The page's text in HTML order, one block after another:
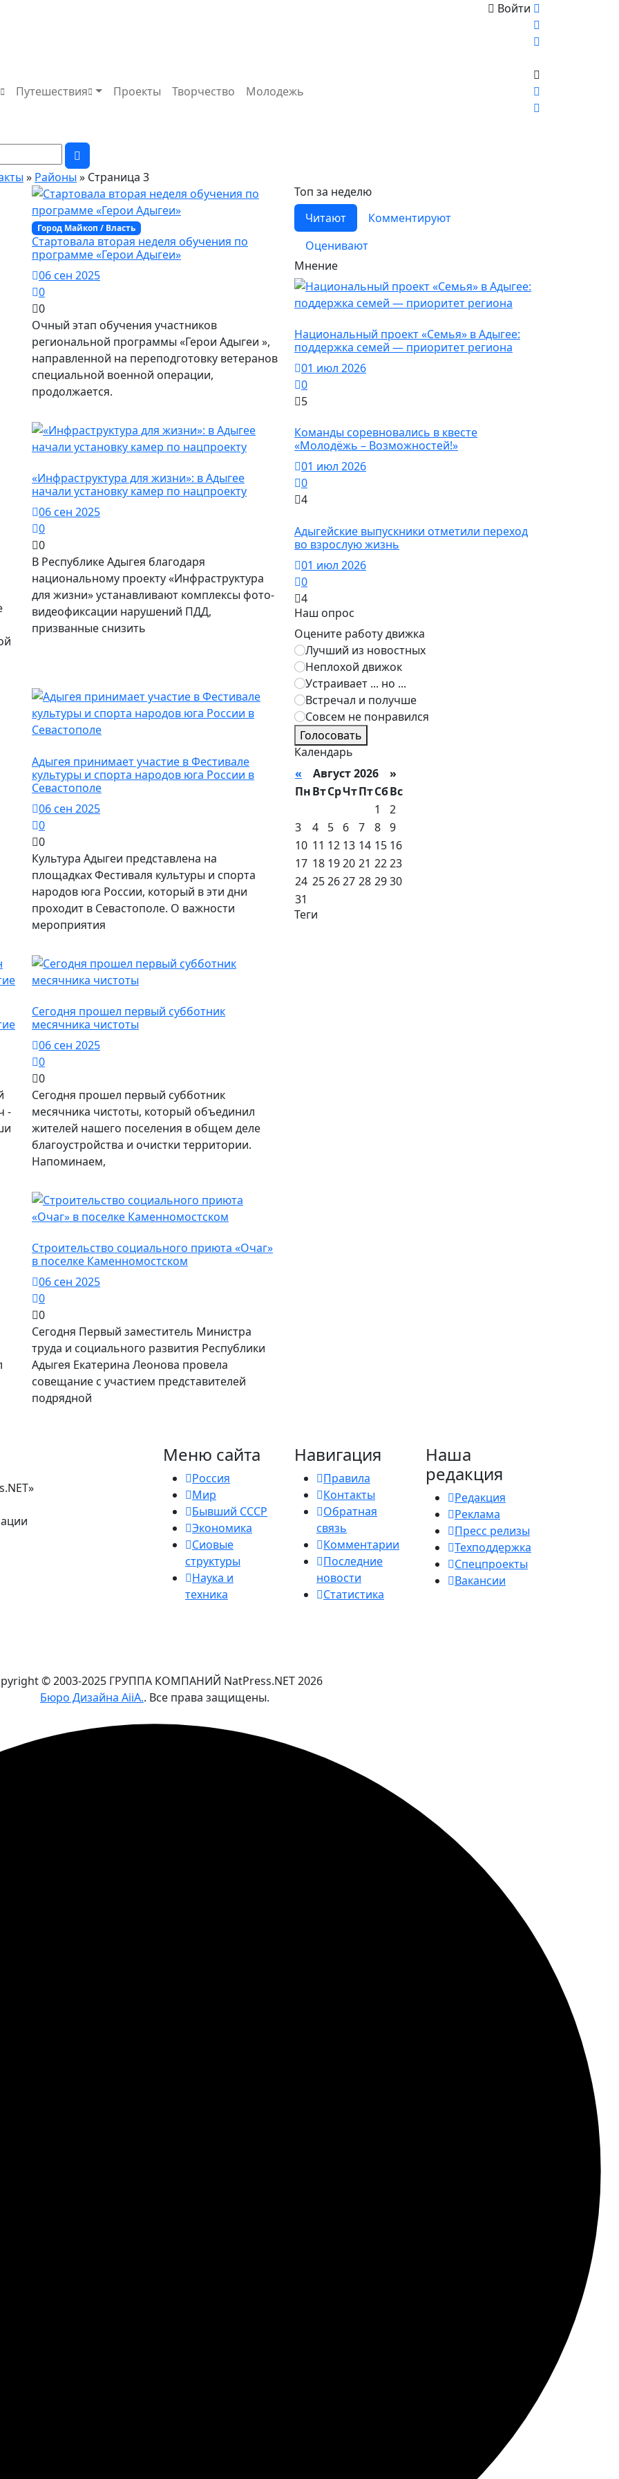
Войти
Путешествия Проекты Творчество Молодежь
» Районы » Страница 3
Город Майкоп / Власть
Стартовала вторая неделя обучения по
программе «Герои Адыгеи»
06 сен 2025
0
0
Очный этап обучения участников
региональной программы «Герои Адыгеи »,
направленной на переподготовку ветеранов
специальной военной операции,
продолжается.
«Инфраструктура для жизни»: в Адыгее
начали установку камер по нацпроекту
06 сен 2025
0
0
В Республике Адыгея благодаря
национальному проекту «Инфраструктура
для жизни» устанавливают комплексы фото-
видеофиксации нарушений ПДД,
призванные снизить
Адыгея принимает участие в Фестивале
культуры и спорта народов юга России в
Севастополе
06 сен 2025
0
0
Культура Адыгеи представлена на
площадках Фестиваля культуры и спорта
народов юга России, который в эти дни
проходит в Севастополе. О важности
мероприятия
-
Сегодня прошел первый субботник
месячника чистоты
06 сен 2025
0
0
Сегодня прошел первый субботник
месячника чистоты, который объединил
жителей нашего поселения в общем деле
благоустройства и очистки территории.
Напоминаем,
Строительство социального приюта «Очаг»
в поселке Каменномостском
06 сен 2025
0
0
Сегодня Первый заместитель Министра
труда и социального развития Республики
Адыгея Екатерина Леонова провела
совещание с участием представителей
подрядной
Топ за неделю
Читают
Комментируют
Оценивают
Мнение
Национальный проект «Семья» в Адыгее:
поддержка семей — приоритет региона
01 июл 2026
0
5
Команды соревновались в квесте
«Молодёжь – Возможностей!»
01 июл 2026
0
4
Адыгейские выпускники отметили переход
во взрослую жизнь
01 июл 2026
0
4
Наш опрос
Оцените работу движка
Лучший из новостных
Неплохой движок
Устраивает ... но ...
Встречал и получше
Совсем не понравился
Голосовать
Календарь
« Август 2026 »
ПнВтСрЧтПтСбВс
1
2
3
4 5 6 7 8 9
10 11 12 13 14 15 16
17 18 1920 21 2223
24 252627 28 2930
31
Теги
Меню сайта
Россия
Мир
Бывший СССР
Экономика
Сиовые
структуры
Наука и
техника
Навигация
Правила
Контакты
Обратная
связь
Комментарии
Последние
новости
Статистика
Наша
редакция
Редакция
Реклама
Пресс релизы
Техподдержка
Спецпроекты
Вакансии
© 2003-2025 ГРУППА КОМПАНИЙ NatPress.NET2026
Бюро Дизайна AiiA.. Все права защищены.